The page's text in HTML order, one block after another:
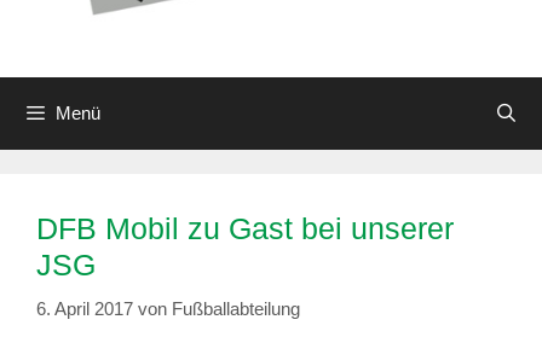
Menü
DFB Mobil zu Gast bei unserer
JSG
6. April 2017 von Fußballabteilung